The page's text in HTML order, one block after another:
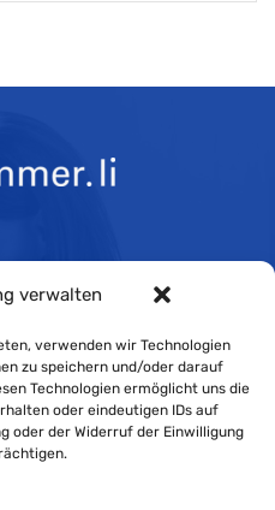
verwalten
verwenden wir Technologien
zu speichern und/oder darauf
Technologien ermöglicht uns die
oder eindeutigen IDs auf
oder der Widerruf der Einwilligung
bis 16:30 Uhr
16:00 Uhr